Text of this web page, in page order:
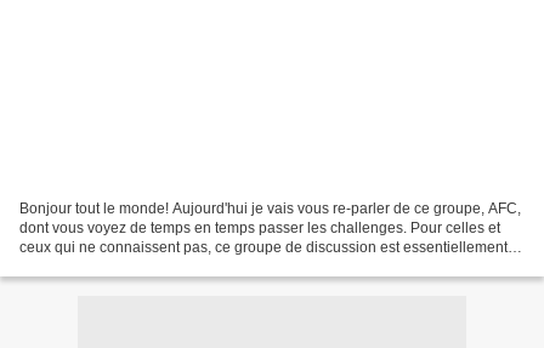
Bonjour tout le monde! Aujourd'hui je vais vous re-parler de ce groupe, AFC,
dont vous voyez de temps en temps passer les challenges. Pour celles et
ceux qui ne connaissent pas, ce groupe de discussion est essentiellement